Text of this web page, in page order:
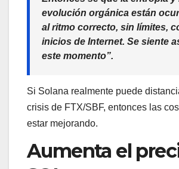
evolución orgánica están
al ritmo correcto, sin límites,
inicios de Internet. Se siente
este momento”.
Si Solana realmente puede
crisis de FTX/SBF, entonces las
estar mejorando.
Aumenta el